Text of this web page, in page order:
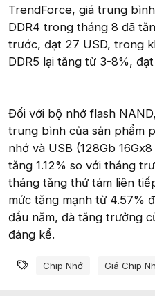
TrendForce, giá trung
DDR4 trong tháng 8 đã
trước, đạt 27 USD, trong
DDR5 lại tăng từ 3-8%,
Đối với bộ nhớ flash
trung bình của sản phẩm
nhớ và USB (128Gb
tăng 1.12% so với tháng
tháng tăng thứ tám liên
mức tăng mạnh từ 4.57%
đầu năm, đà tăng trưởng
đáng kể.
Từ khóa
Chip Nhớ Giá Chip